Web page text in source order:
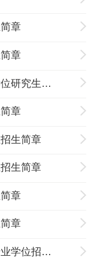
章
章
第三军医大学2014年招收攻读硕士学位研究生招生简章
章
生简章
生简章
章
章
第三军医大学2008年公共卫生硕士专业学位招生简章